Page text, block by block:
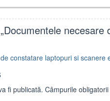
Documentele necesare
constatare laptopuri si
fi publicată. Câmpurile